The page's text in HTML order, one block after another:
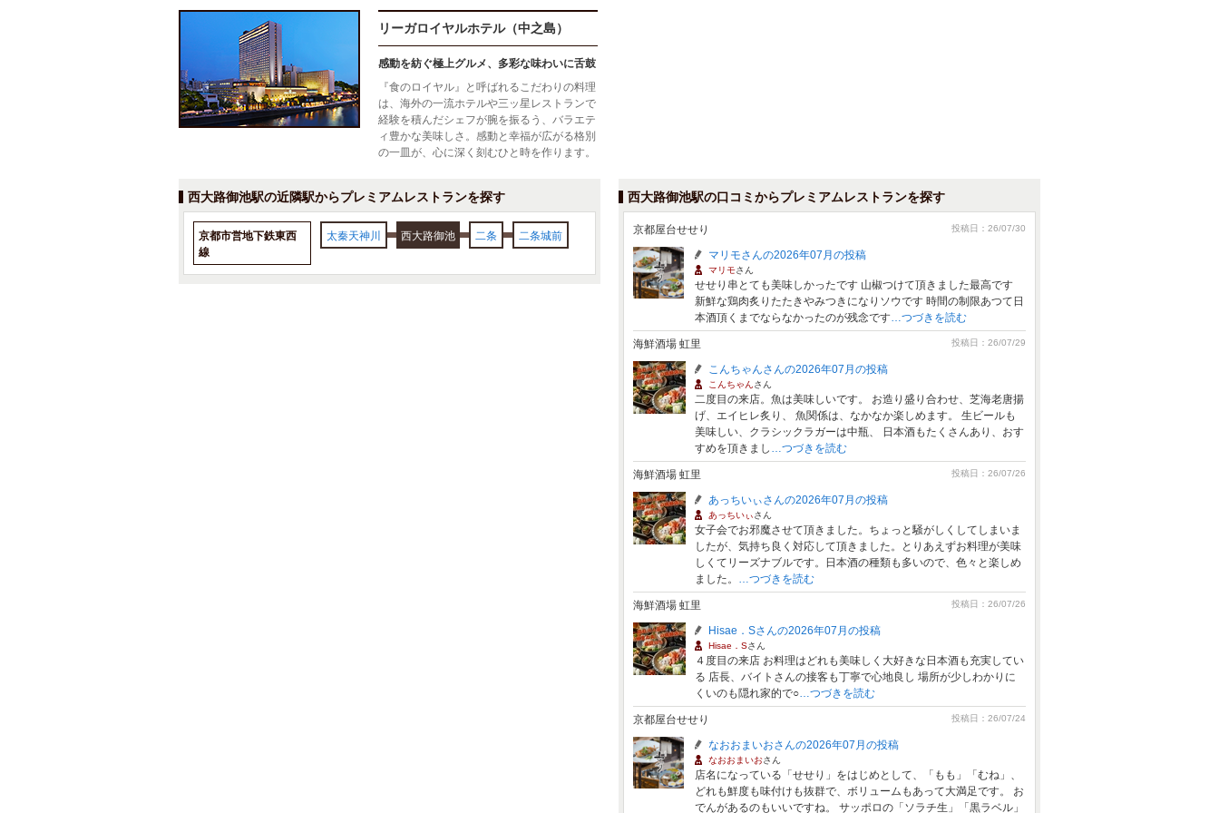
リーガロイヤルホテル（中之島）
感動を紡ぐ極上グルメ、多彩な味わいに舌鼓
『食のロイヤル』と呼ばれるこだわりの料理
は、海外の一流ホテルや三ッ星レストランで
経験を積んだシェフが腕を振るう、バラエテ
ィ豊かな美味しさ。感動と幸福が広がる格別
の一皿が、心に深く刻むひと時を作ります。
西大路御池駅の近隣駅からプレミアムレストランを探す
京都市営地下鉄東西
線
太秦天神川 西大路御池 二条 二条城前
西大路御池駅の口コミからプレミアムレストランを探す
投稿日：26/07/30
京都屋台せせり
マリモさんの2026年07月の投稿
マリモさん
せせり串とても美味しかったです 山椒つけて頂きました最高です
新鮮な鶏肉炙りたたきやみつきになりソウです 時間の制限あつて日
本酒頂くまでならなかったのが残念です…つづきを読む
投稿日：26/07/29
海鮮酒場 虹里
こんちゃんさんの2026年07月の投稿
こんちゃんさん
二度目の来店。魚は美味しいです。 お造り盛り合わせ、芝海老唐揚
げ、エイヒレ炙り、 魚関係は、なかなか楽しめます。 生ビールも
美味しい、クラシックラガーは中瓶、 日本酒もたくさんあり、おす
すめを頂きまし …つづきを読む
投稿日：26/07/26
海鮮酒場 虹里
あっちいぃさんの2026年07月の投稿
あっちいぃさん
女子会でお邪魔させて頂きました。ちょっと騒がしくしてしまいま
したが、気持ち良く対応して頂きました。とりあえずお料理が美味
しくてリーズナブルです。日本酒の種類も多いので、色々と楽しめ
ました。 …つづきを読む
投稿日：26/07/26
海鮮酒場 虹里
Hisae．Sさんの2026年07月の投稿
Hisae．Sさん
４度目の来店 お料理はどれも美味しく大好きな日本酒も充実してい
る 店長、バイトさんの接客も丁寧で心地良し 場所が少しわかりに
くいのも隠れ家的で○…つづきを読む
投稿日：26/07/24
京都屋台せせり
なおおまいおさんの2026年07月の投稿
なおおまいおさん
店名になっている「せせり」をはじめとして、「もも」「むね」、
どれも鮮度も味付けも抜群で、ボリュームもあって大満足です。 お
でんがあるのもいいですね。 サッポロの「ソラチ生」「黒ラベル」